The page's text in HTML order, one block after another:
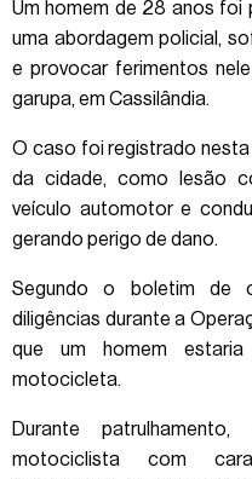
Um homem de 28 anos foi
uma abordagem policial,
e provocar ferimentos
garupa, em Cassilândia.
O caso foi registrado nesta
da cidade, como lesão
veículo automotor e
gerando perigo de dano.
Segundo o boletim de
diligências durante a
que um homem
motocicleta.
Durante
motociclista com